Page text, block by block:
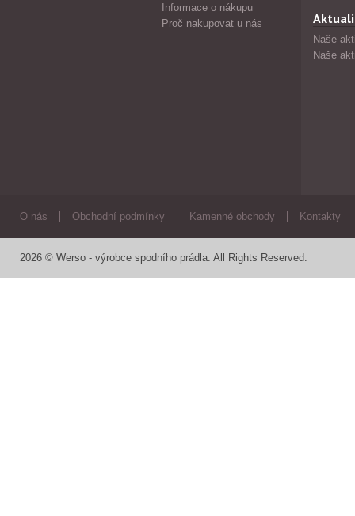
Informace o nákupu
Proč nakupovat u nás
Naše
Naše
O nás Obchodní podmínky Kamenné obchody Kontakty
2026 © Werso - výrobce spodního prádla. All Rights Reserved.